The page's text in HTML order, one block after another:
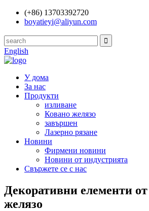
(+86) 13703392720
boyatieyi@aliyun.com
English
У дома
За нас
Продукти
изливане
Ковано желязо
завършен
Лазерно рязане
Новини
Фирмени новини
Новини от индустрията
Свържете се с нас
Декоративни елементи
желязо